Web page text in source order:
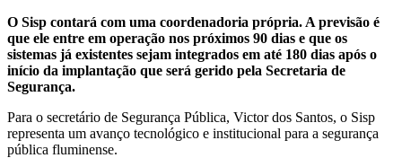
O Sisp contará com uma coordenadoria própria. A previsão é
que ele entre em operação nos próximos 90 dias e que os
sistemas já existentes sejam integrados em até 180 dias após o
início da implantação que será gerido pela Secretaria de
Segurança.
Para o secretário de Segurança Pública, Victor dos Santos, o Sisp
representa um avanço tecnológico e institucional para a segurança
pública fluminense.